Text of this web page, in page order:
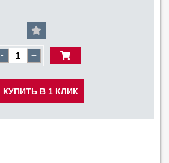
- +
КУПИТЬ В 1 КЛИК